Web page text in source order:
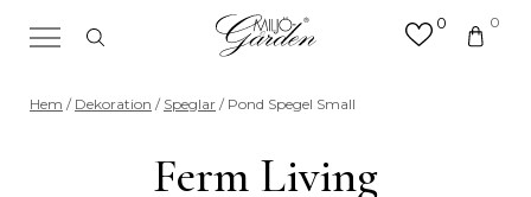
0 0
Sök efter valfri produkt eller
kategori
Hem / Dekoration / Speglar / Pond Spegel Small
Ferm Living